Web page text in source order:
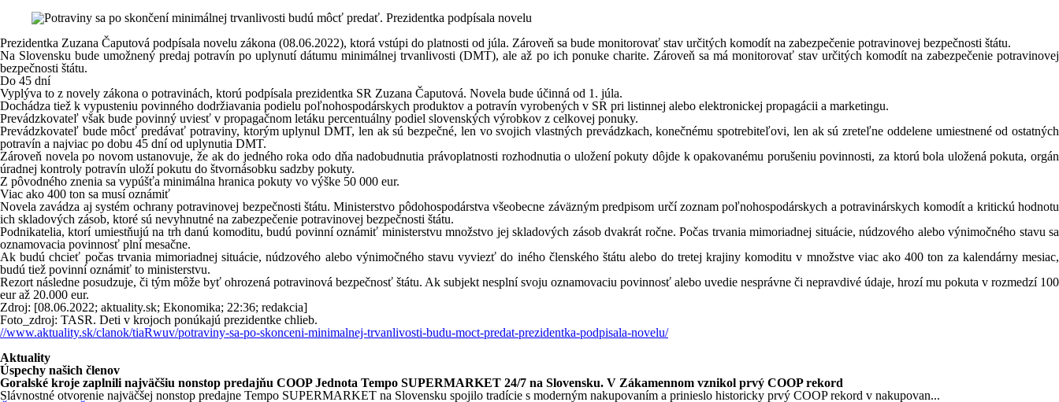
Prezidentka Zuzana Čaputová podpísala novelu zákona (08.06.2022), ktorá vstúpi do platnosti od júla. Zároveň sa bude monitorovať stav určitých komodít na zabezpečenie potravinovej bezpečnosti štátu.
Na Slovensku bude umožnený predaj potravín po uplynutí dátumu minimálnej trvanlivosti (DMT), ale až po ich ponuke charite. Zároveň sa má monitorovať stav určitých komodít na zabezpečenie potravinovej
bezpečnosti štátu.
Do 45 dní
Vyplýva to z novely zákona o potravinách, ktorú podpísala prezidentka SR Zuzana Čaputová. Novela bude účinná od 1. júla.
Dochádza tiež k vypusteniu povinného dodržiavania podielu poľnohospodárskych produktov a potravín vyrobených v SR pri listinnej alebo elektronickej propagácii a marketingu.
Prevádzkovateľ však bude povinný uviesť v propagačnom letáku percentuálny podiel slovenských výrobkov z celkovej ponuky.
Prevádzkovateľ bude môcť predávať potraviny, ktorým uplynul DMT, len ak sú bezpečné, len vo svojich vlastných prevádzkach, konečnému spotrebiteľovi, len ak sú zreteľne oddelene umiestnené od ostatných
potravín a najviac po dobu 45 dní od uplynutia DMT.
Zároveň novela po novom ustanovuje, že ak do jedného roka odo dňa nadobudnutia právoplatnosti rozhodnutia o uložení pokuty dôjde k opakovanému porušeniu povinnosti, za ktorú bola uložená pokuta, orgán
úradnej kontroly potravín uloží pokutu do štvornásobku sadzby pokuty.
Z pôvodného znenia sa vypúšťa minimálna hranica pokuty vo výške 50 000 eur.
Viac ako 400 ton sa musí oznámiť
Novela zavádza aj systém ochrany potravinovej bezpečnosti štátu. Ministerstvo pôdohospodárstva všeobecne záväzným predpisom určí zoznam poľnohospodárskych a potravinárskych komodít a kritickú hodnotu
ich skladových zásob, ktoré sú nevyhnutné na zabezpečenie potravinovej bezpečnosti štátu.
Podnikatelia, ktorí umiestňujú na trh danú komoditu, budú povinní oznámiť ministerstvu množstvo jej skladových zásob dvakrát ročne. Počas trvania mimoriadnej situácie, núdzového alebo výnimočného stavu sa
oznamovacia povinnosť plní mesačne.
Ak budú chcieť počas trvania mimoriadnej situácie, núdzového alebo výnimočného stavu vyviezť do iného členského štátu alebo do tretej krajiny komoditu v množstve viac ako 400 ton za kalendárny mesiac,
budú tiež povinní oznámiť to ministerstvu.
Rezort následne posudzuje, či tým môže byť ohrozená potravinová bezpečnosť štátu. Ak subjekt nesplní svoju oznamovaciu povinnosť alebo uvedie nesprávne či nepravdivé údaje, hrozí mu pokuta v rozmedzí 100
eur až 20.000 eur.
Zdroj: [08.06.2022; aktuality.sk; Ekonomika; 22:36; redakcia]
Foto_zdroj: TASR. Deti v krojoch ponúkajú prezidentke chlieb.
//www.aktuality.sk/clanok/tiaRwuv/potraviny-sa-po-skonceni-minimalnej-trvanlivosti-budu-moct-predat-prezidentka-podpisala-novelu/
Aktuality
Úspechy našich členov
Goralské kroje zaplnili najväčšiu nonstop predajňu COOP Jednota Tempo SUPERMARKET 24/7 na Slovensku. V Zákamennom vznikol prvý COOP rekord
Slávnostné otvorenie najväčšej nonstop predajne Tempo SUPERMARKET na Slovensku spojilo tradície s moderným nakupovaním a prinieslo historicky prvý COOP rekord v nakupovan...